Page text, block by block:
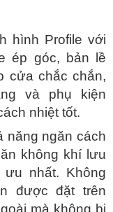
hình Profile với
ép góc, bản lề
cửa chắc chắn,
và phụ kiện
nhiệt tốt.
năng ngăn cách
không khí lưu
nhất. Không
được đặt trên
mà không bị